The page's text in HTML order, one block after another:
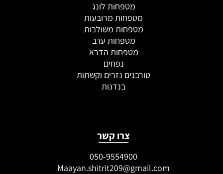
מטפחות לונג
מטפחות מרובעות
מטפחות משולבות
מטפחות ערב
מטפחות הדרא
נפחים
טורבנים נזרים וקשתות
בנדנות
צרו קשר
050-9554900
Maayan.shitrit209@gmail.com